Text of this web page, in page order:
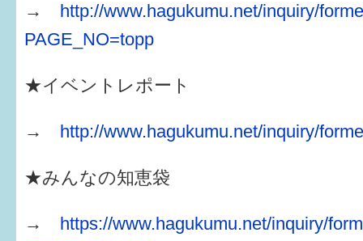
→ http://www.hagukumu.net/inquiry/
PAGE_NO=topp
★イベントレポート
→ http://www.hagukumu.net/inquiry/
★みんなの知恵袋
→ https://www.hagukumu.net/inquiry/